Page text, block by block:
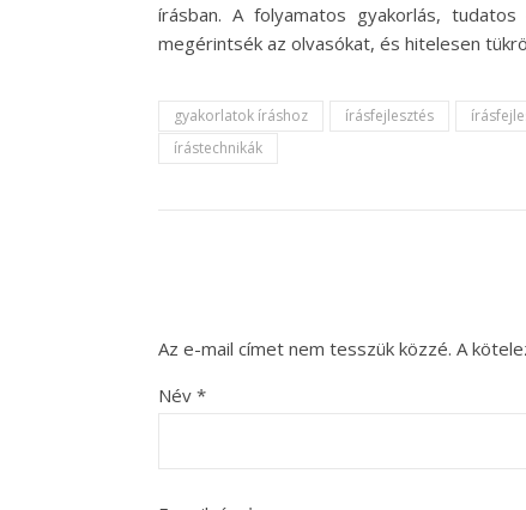
írásban. A folyamatos gyakorlás,
megérintsék az olvasókat, és hitelesen
gyakorlatok íráshoz írásfejlesztés
írástechnikák
Az e-mail címet nem tesszük közzé. A
Név *